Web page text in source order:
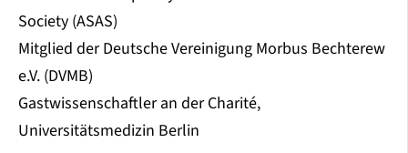
Society (ASAS)
Mitglied der Deutsche Vereinigung Morbus Bechterew
e.V. (DVMB)
Gastwissenschaftler an der Charité,
Universitätsmedizin Berlin